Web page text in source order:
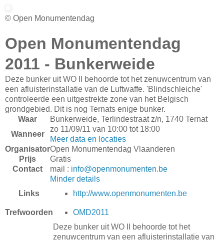
© Open Monumentendag
Open Monumentendag
2011 - Bunkerweide
Deze bunker uit WO II behoorde tot het zenuwcentrum van
een afluisterinstallatie van de Luftwaffe. 'Blindschleiche'
controleerde een uitgestrekte zone van het Belgisch
grondgebied. Dit is nog Ternats enige bunker.
Waar
Bunkerweide, Terlindestraat z/n, 1740 Ternat
Wanneer
zo 11/09/11 van 10:00 tot 18:00
Meer data en locaties
OrganisatorOpen Monumentendag Vlaanderen
Prijs
Gratis
Contact
mail : info@openmonumenten.be
Minder details
Links
http://www.openmonumenten.be
Trefwoorden OMD2011
Deze bunker uit WO II behoorde tot het
zenuwcentrum van een afluisterinstallatie van